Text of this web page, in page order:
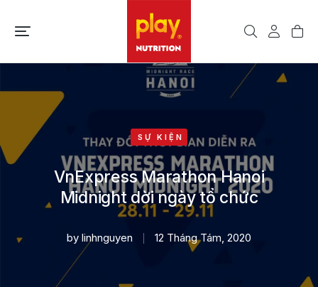
SỰ KIỆN
VnExpress Marathon Hanoi
Midnight dời ngày tổ chức
by linhnguyen 12 Tháng Tám, 2020